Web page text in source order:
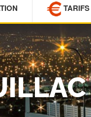
TARIFS